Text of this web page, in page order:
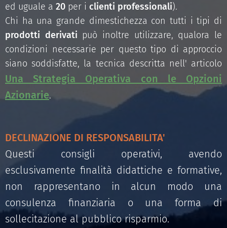
ed uguale a 20 per i clienti professionali).
Chi ha una grande dimestichezza con tutti i tipi di
prodotti derivati può inoltre utilizzare, qualora le
condizioni necessarie per questo tipo di approccio
siano soddisfatte, la tecnica descritta nell' articolo
Una Strategia Operativa con le Opzioni
Azionarie.
DECLINAZIONE DI RESPONSABILITA'
Questi consigli operativi, avendo
esclusivamente finalità didattiche e formative,
non rappresentano in alcun modo una
consulenza finanziaria o una forma di
sollecitazione al pubblico risparmio.